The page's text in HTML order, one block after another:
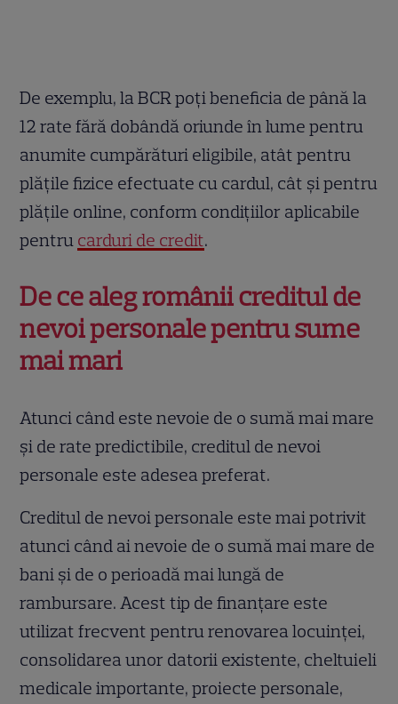
De exemplu, la BCR poți beneficia de până la
12 rate fără dobândă oriunde în lume pentru
anumite cumpărături eligibile, atât pentru
plățile fizice efectuate cu cardul, cât și pentru
plățile online, conform condițiilor aplicabile
pentru carduri de credit.
De ce aleg românii creditul de
nevoi personale pentru sume
mai mari
Atunci când este nevoie de o sumă mai mare
și de rate predictibile, creditul de nevoi
personale este adesea preferat.
Creditul de nevoi personale este mai potrivit
atunci când ai nevoie de o sumă mai mare de
bani și de o perioadă mai lungă de
rambursare. Acest tip de finanțare este
utilizat frecvent pentru renovarea locuinței,
consolidarea unor datorii existente, cheltuieli
medicale importante, proiecte personale,